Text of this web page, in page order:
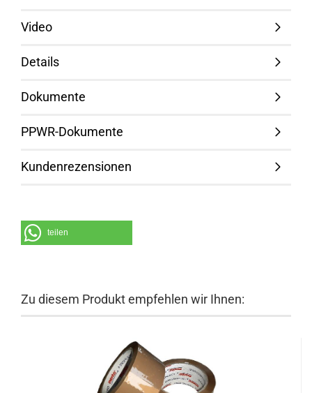
Video
Details
Dokumente
PPWR-Dokumente
Kundenrezensionen
teilen
Zu diesem Produkt empfehlen wir Ihnen: